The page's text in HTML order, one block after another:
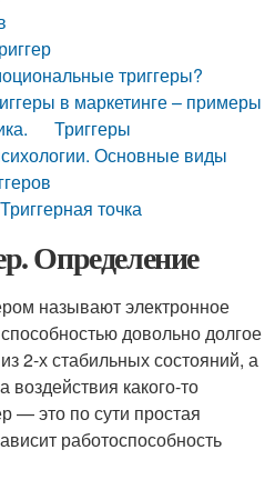
триггеры?
в маркетинге – примеры
Триггеры
Основные виды
точка
Определение
называют электронное
довольно долгое
2-х стабильных состояний, а
воздействия какого-то
— это по сути простая
работоспособность